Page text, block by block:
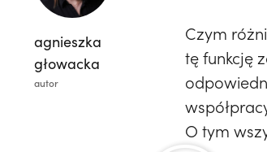
agnieszka
głowacka
autor
Czym
tę funkcję
O tym